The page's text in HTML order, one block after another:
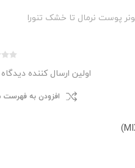
پوست نرمال تا خشک تنورا
اولین ارسال کننده
افزودن به فهرست